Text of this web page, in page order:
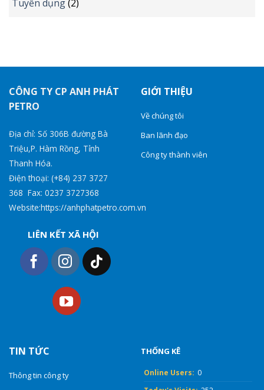
Tuyển dụng(2)
CÔNG TY CP ANH PHÁT
PETRO
Địa chỉ: Số 306B đường Bà
Triệu,P. Hàm Rồng, Tỉnh
Thanh Hóa.
Điện thoại: (+84) 237 3727
368 Fax: 0237 3727368
Website:https://anhphatpetro.com.vn
LIÊN KẾT XÃ HỘI
GIỚI THIỆU
Về chúng tôi
Ban lãnh đạo
Công ty thành viên
TIN TỨC
Thông tin công ty
THỐNG KÊ
Online Users: 0